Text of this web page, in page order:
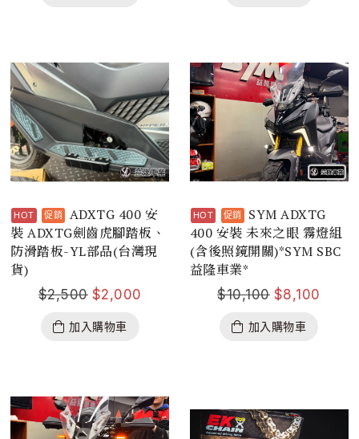
ADXTG 400 安
裝 ADXTG劍齒虎腳踏板、
防滑踏板-YL部品(台灣現
貨)
$2,500 $2,000
加入購物車
SYM ADXTG
400 安裝 未來之眼 霧燈組
(含後照鏡開關)*SYM SBC
益隆車業*
$10,100 $8,100
加入購物車